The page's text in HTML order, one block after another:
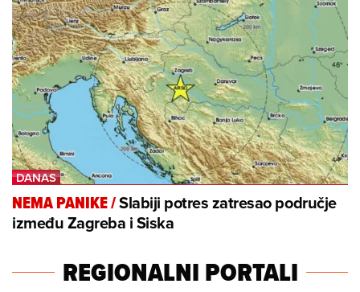
NEMA PANIKE/Slabiji potres zatresao područje
između Zagreba i Siska
REGIONALNI PORTALI